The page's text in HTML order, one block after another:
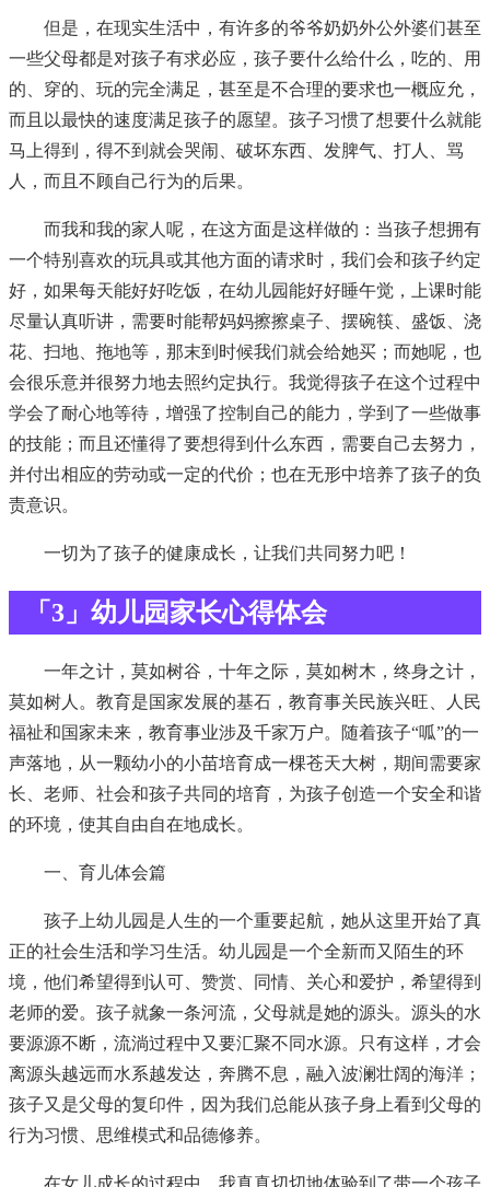
但是，在现实生活中，有许多的爷爷奶奶外公外婆们甚至
一些父母都是对孩子有求必应，孩子要什么给什么，吃的、用
的、穿的、玩的完全满足，甚至是不合理的要求也一概应允，
而且以最快的速度满足孩子的愿望。孩子习惯了想要什么就能
马上得到，得不到就会哭闹、破坏东西、发脾气、打人、骂
人，而且不顾自己行为的后果。
而我和我的家人呢，在这方面是这样做的：当孩子想拥有
一个特别喜欢的玩具或其他方面的请求时，我们会和孩子约定
好，如果每天能好好吃饭，在幼儿园能好好睡午觉，上课时能
尽量认真听讲，需要时能帮妈妈擦擦桌子、摆碗筷、盛饭、浇
花、扫地、拖地等，那末到时候我们就会给她买；而她呢，也
会很乐意并很努力地去照约定执行。我觉得孩子在这个过程中
学会了耐心地等待，增强了控制自己的能力，学到了一些做事
的技能；而且还懂得了要想得到什么东西，需要自己去努力，
并付出相应的劳动或一定的代价；也在无形中培养了孩子的负
责意识。
一切为了孩子的健康成长，让我们共同努力吧！
「3」幼儿园家长心得体会
一年之计，莫如树谷，十年之际，莫如树木，终身之计，
莫如树人。教育是国家发展的基石，教育事关民族兴旺、人民
福祉和国家未来，教育事业涉及千家万户。随着孩子“呱”的一
声落地，从一颗幼小的小苗培育成一棵苍天大树，期间需要家
长、老师、社会和孩子共同的培育，为孩子创造一个安全和谐
的环境，使其自由自在地成长。
一、育儿体会篇
孩子上幼儿园是人生的一个重要起航，她从这里开始了真
正的社会生活和学习生活。幼儿园是一个全新而又陌生的环
境，他们希望得到认可、赞赏、同情、关心和爱护，希望得到
老师的爱。孩子就象一条河流，父母就是她的源头。源头的水
要源源不断，流淌过程中又要汇聚不同水源。只有这样，才会
离源头越远而水系越发达，奔腾不息，融入波澜壮阔的海洋；
孩子又是父母的复印件，因为我们总能从孩子身上看到父母的
行为习惯、思维模式和品德修养。
在女儿成长的过程中，我真真切切地体验到了带一个孩子